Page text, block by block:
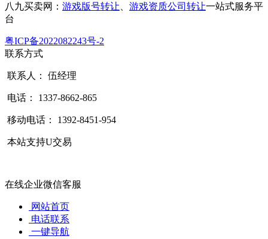
八九买卖网： 游戏版号转让 游戏资质公司转让一站式服务平
台
粤ICP备2022082243号-2
联系方式
联系人： 伍经理
电话： 1337-8662-865
移动电话： 1392-8451-954
本站支持U交易
在线企业微信客服
网站首页
电话联系
一键导航